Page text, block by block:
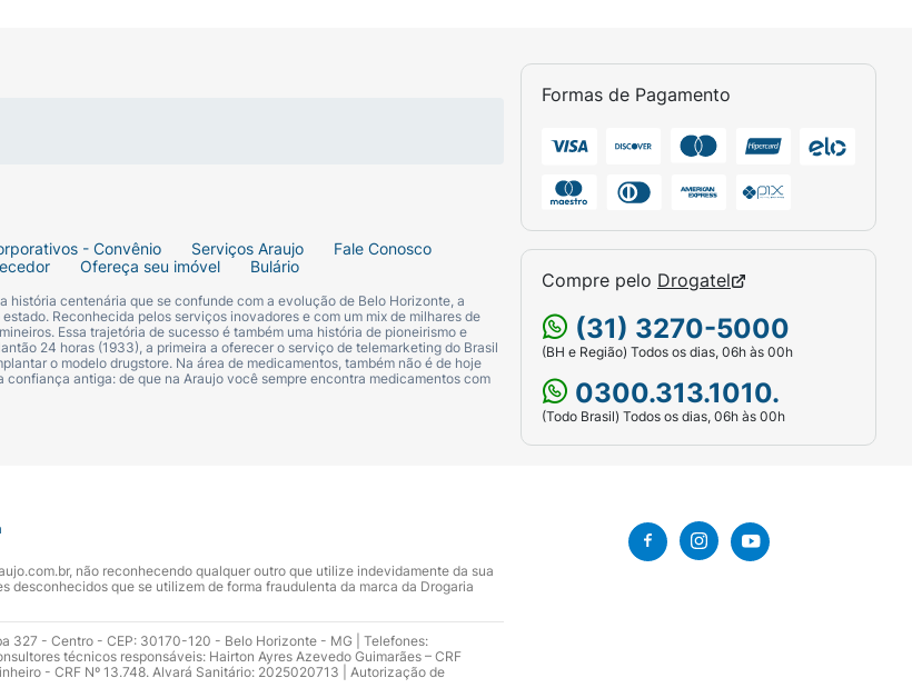
- Convênio Serviços Araujo
Fale Conosco
Ofereça seu imóvel Bulário
história centenária que se confunde com a evolução de Belo Horizonte, a
Reconhecida pelos serviços inovadores e com um mix de milhares de
Essa trajetória de sucesso é também uma história de pioneirismo e
24 horas (1933), a primeira a oferecer o serviço de telemarketing do Brasil
o modelo drugstore. Na área de medicamentos, também não é de hoje
antiga: de que na Araujo você sempre encontra medicamentos com
Formas de Pagamento
Compre pelo Drogatel
(31) 3270-5000
(BH e Região) Todos os dias, 06h às 00h
0300.313.1010.
(Todo Brasil) Todos os dias, 06h às 00h
não reconhecendo qualquer outro que utilize indevidamente da sua
desconhecidos que se utilizem de forma fraudulenta da marca da Drogaria
327 - Centro - CEP: 30170-120 - Belo Horizonte - MG | Telefones:
técnicos responsáveis: Hairton Ayres Azevedo Guimarães – CRF
- CRF Nº 13.748. Alvará Sanitário: 2025020713 | Autorização de